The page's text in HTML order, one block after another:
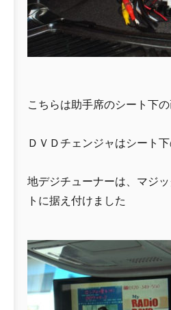
こちらは助手席のシート下
ＤＶＤチェンジャはシート
地デジチューナーは、マジ
トに据え付けました